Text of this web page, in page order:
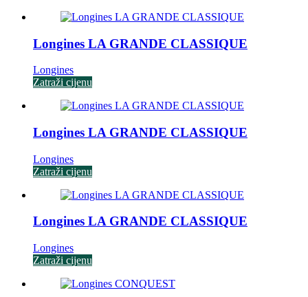
Longines LA GRANDE CLASSIQUE
Longines
Zatraži cijenu
Longines LA GRANDE CLASSIQUE
Longines
Zatraži cijenu
Longines LA GRANDE CLASSIQUE
Longines
Zatraži cijenu